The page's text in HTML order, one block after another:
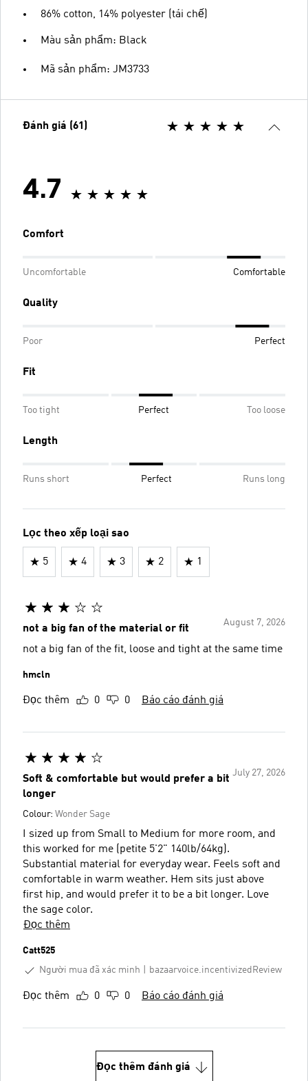
86% cotton, 14% polyester (tái chế)
Màu sản phẩm: Black
Mã sản phẩm: JM3733
Đánh giá (61)
4.7
Comfort
Uncomfortable Comfortable
Quality
Poor Perfect
Fit
Too tight Perfect Too loose
Length
Runs short Perfect Runs long
Lọc theo xếp loại sao
5 4 3 2 1
August 7, 2026
not a big fan of the material or fit
not a big fan of the fit, loose and tight at the same time
hmcln
Đọc thêm 0 0 Báo cáo đánh giá
July 27, 2026
Soft & comfortable but would prefer a bit
longer
Colour: Wonder Sage
I sized up from Small to Medium for more room, and
this worked for me (petite 5'2" 140lb/64kg).
Substantial material for everyday wear. Feels soft and
comfortable in warm weather. Hem sits just above
first hip, and would prefer it to be a bit longer. Love
the sage color.
Đọc thêm
Catt525
Người mua đã xác minh
bazaarvoice.incentivizedReview
Đọc thêm 0 0 Báo cáo đánh giá
Đọc thêm đánh giá